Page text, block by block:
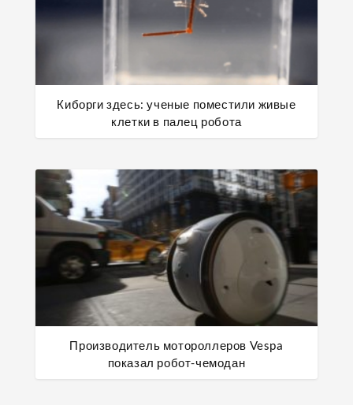
Киборги здесь: ученые поместили живые
клетки в палец робота
Производитель мотороллеров Vespa
показал робот-чемодан